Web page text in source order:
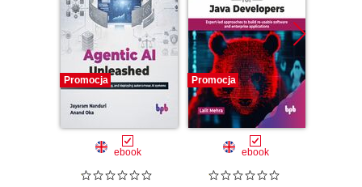
Promocja
ebook
Promocja
ebook